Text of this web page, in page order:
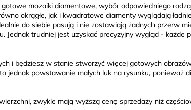
mozaiki diamentowe, wybór odpowiedniego
okrągłe, jak i kwadratowe diamenty wyglądają
do siebie pasują i nie zostawiają żadnych przerw
Jednak trudniej jest uzyskać precyzyjny wygląd - każde
i będziesz w stanie stworzyć więcej gotowych
jednak powstawanie małych luk na rysunku, ponieważ
zwykle mają wyższą cenę sprzedaży niż